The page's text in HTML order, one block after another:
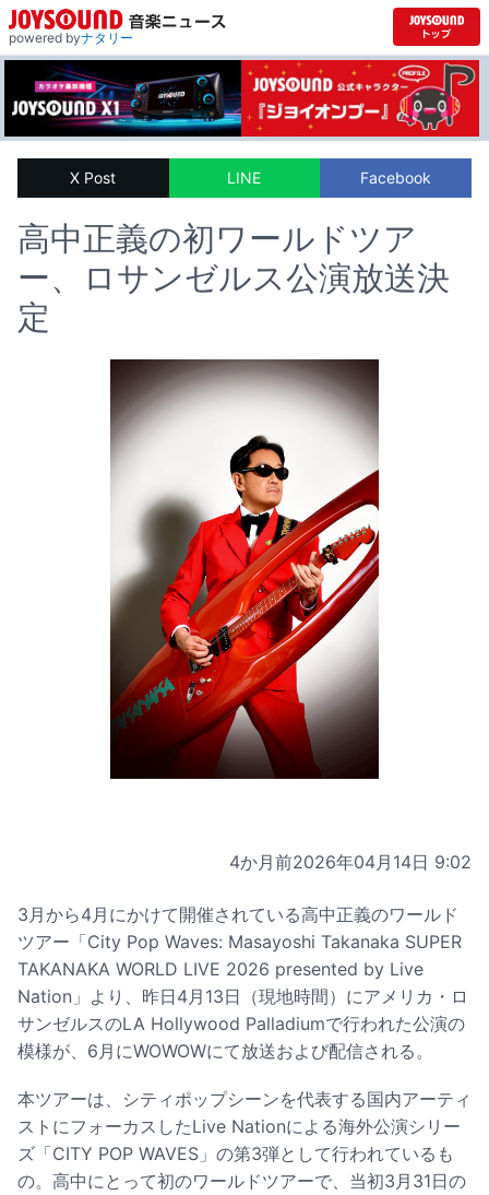
powered byナタリー
X Post LINE Facebook
高中正義の初ワールドツア
ー、ロサンゼルス公演放送決
定
4か月前2026年04月14日 9:02
3月から4月にかけて開催されている高中正義のワールド
ツアー「City Pop Waves: Masayoshi Takanaka SUPER
TAKANAKA WORLD LIVE 2026 presented by Live
Nation」より、昨日4月13日（現地時間）にアメリカ・ロ
サンゼルスのLA Hollywood Palladiumで行われた公演の
模様が、6月にWOWOWにて放送および配信される。
本ツアーは、シティポップシーンを代表する国内アーティ
ストにフォーカスしたLive Nationによる海外公演シリー
ズ「CITY POP WAVES」の第3弾として行われているも
の。高中にとって初のワールドツアーで、当初3月31日の